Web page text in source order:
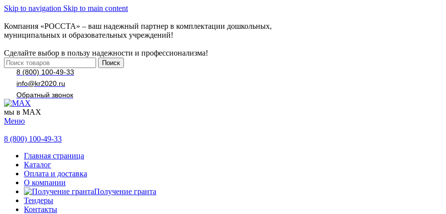
Skip to navigation Skip to main content
Компания «РОССТА» – ваш надежный партнер в комплектации дошкольных,
муниципальных и образовательных учреждений!
Сделайте выбор в пользу надежности и профессионализма!
Поиск
8 (800) 100-49-33
info@kr2020.ru
Обратный звонок
мы в MAX
Меню
8 (800) 100-49-33
Главная страница
Каталог
Оплата и доставка
О компании
Получение гранта
Тендеры
Контакты